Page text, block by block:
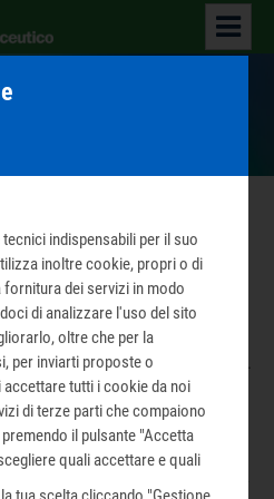
divulgativi
dibattito pubblico sulle
assistenziali e sociali
e interventi a
divulgativo.
Editoriali e Articoli divulgativi ...
2018
tra sanità pubblica
indispensabili per il suo
inoltre cookie, propri o di
dei servizi in modo
di analizzare l'uso del sito
oltre che per la
per inviarti proposte o
tutti i cookie da noi
di terze parti che compaiono
il pulsante "Accetta
quali accettare e quali
"Personalizza scelta cookie".